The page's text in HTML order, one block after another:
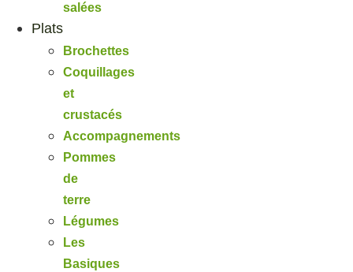
salées
Plats
Brochettes
Coquillages
et
crustacés
Accompagnements
Pommes
de
terre
Légumes
Les
Basiques